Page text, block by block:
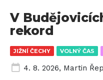
JIŽNÍ ČECHY VOLNÝ ČAS
V
rekord
4. 8. 2026, Martin